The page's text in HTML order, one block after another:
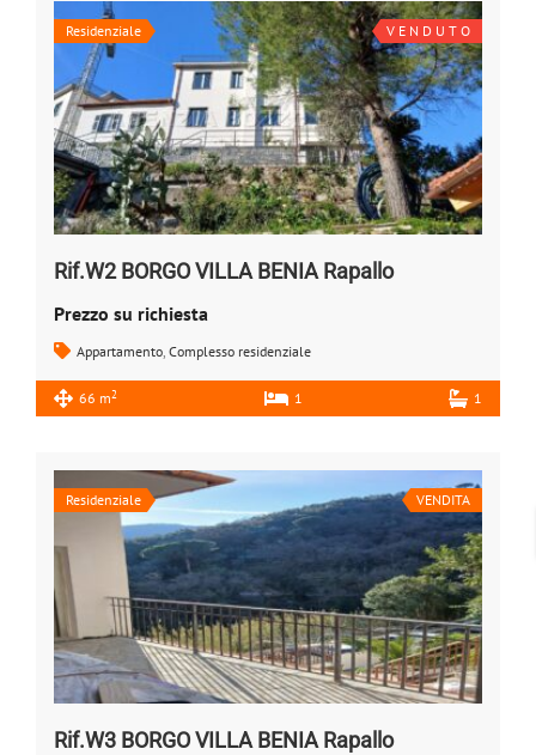
Residenziale V E N D U T O
Rif.W2 BORGO VILLA BENIA Rapallo
Prezzo su richiesta
Appartamento, Complesso residenziale
66 m2 1 1
Residenziale VENDITA
Rif.W3 BORGO VILLA BENIA Rapallo